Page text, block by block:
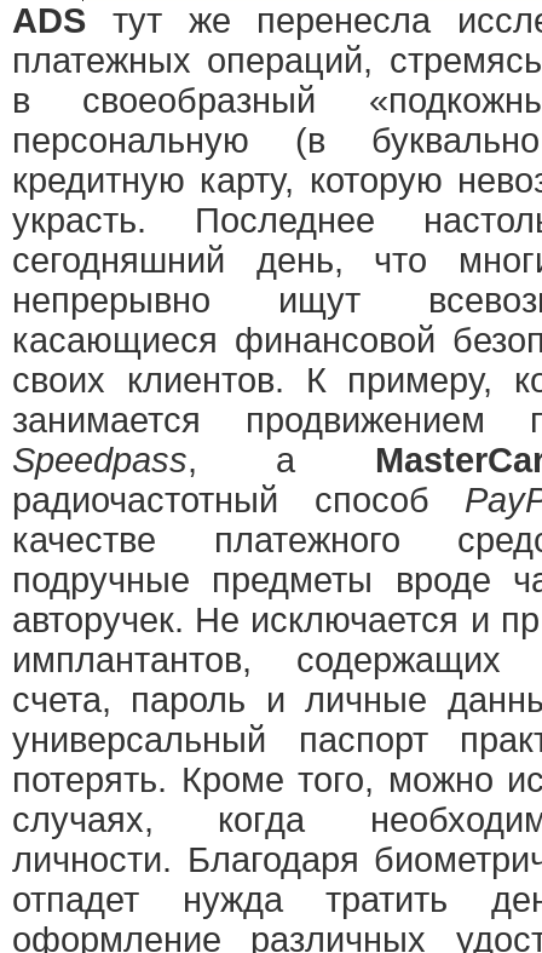
ADS тут же перенесла
платежных операций,
в своеобразный
персональную (в
кредитную карту, которую
украсть. Последнее
сегодняшний день, что
непрерывно ищут
касающиеся финансовой
своих клиентов. К примеру,
занимается продвижением
Speedpass, а
радиочастотный способ
качестве платежного
подручные предметы вроде
авторучек. Не исключается и
имплантантов, содержащих
счета, пароль и личные
универсальный паспорт
потерять. Кроме того, можно
случаях, когда
личности. Благодаря
отпадет нужда тратить
оформление различных